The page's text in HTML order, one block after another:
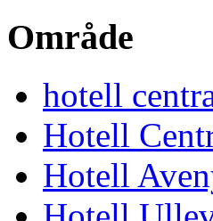
Område
hotell
Hotell
Hotell